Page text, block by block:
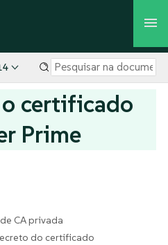
certificado
Prime
CA privada
do certificado